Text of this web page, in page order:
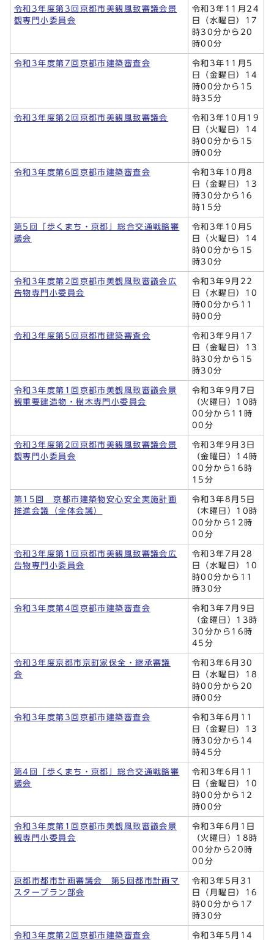
令和3年度第3回京都市美観風致審議会景
観専門小委員会
令和3年11月24
日（水曜日）17
時30分から20
時00分
令和3年度第7回京都市建築審査会
令和3年11月5
日（金曜日）14
時00分から15
時35分
令和3年度第2回京都市美観風致審議会
令和3年10月19
日（火曜日）14
時00分から15
時00分
令和3年度第6回京都市建築審査会
令和3年10月8
日（金曜日）13
時30分から16
時15分
第5回「歩くまち・京都」総合交通戦略審
議会
令和3年10月5
日（火曜日）14
時00分から15
時30分
令和3年度第2回京都市美観風致審議会広
告物専門小委員会
令和3年9月22
日（水曜日）10
時00分から11
時00分
令和3年度第5回京都市建築審査会
令和3年9月17
日（金曜日）13
時30分から15
時30分
令和3年度第1回京都市美観風致審議会景
観重要建造物・樹木専門小委員会
令和3年9月7日
（火曜日）10時
00分から11時
00分
令和3年度第2回京都市美観風致審議会景
観専門小委員会
令和3年9月3日
（金曜日）14時
00分から16時
15分
第15回 京都市建築物安心安全実施計画
推進会議（全体会議）
令和3年8月5日
（木曜日）10時
00分から12時
00分
令和3年度第1回京都市美観風致審議会広
告物専門小委員会
令和3年7月28
日（水曜日）10
時00分から11
時30分
令和3年度第4回京都市建築審査会
令和3年7月9日
（金曜日）13時
30分から16時
45分
令和3年度京都市京町家保全・継承審議
会
令和3年6月30
日（水曜日）18
時00分から20
時00分
令和3年度第3回京都市建築審査会
令和3年6月11
日（金曜日）13
時30分から14
時45分
第4回「歩くまち・京都」総合交通戦略審
議会
令和3年6月11
日（金曜日）10
時00分から12
時00分
令和3年度第1回京都市美観風致審議会景
観専門小委員会
令和3年6月1日
（火曜日）18時
00分から20時
00分
京都市都市計画審議会 第5回都市計画マ
スタープラン部会
令和3年5月31
日（月曜日）16
時00分から17
時30分
令和3年度第2回京都市建築審査会
令和3年5月14